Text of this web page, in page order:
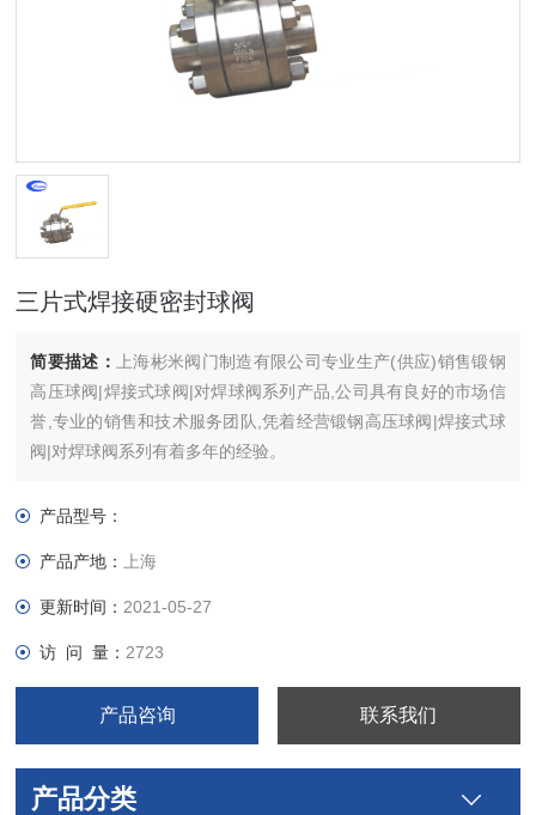
三片式焊接硬密封球阀
简要描述：
上海彬米阀门制造有限公司专业生产(供应)销售锻钢
高压球阀|焊接式球阀|对焊球阀系列产品,公司具有良好的市场信
誉,专业的销售和技术服务团队,凭着经营锻钢高压球阀|焊接式球
阀|对焊球阀系列有着多年的经验。
产品型号：
产品产地： 上海
更新时间： 2021-05-27
访 问 量： 2723
产品咨询 联系我们
产品分类